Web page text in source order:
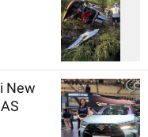
New